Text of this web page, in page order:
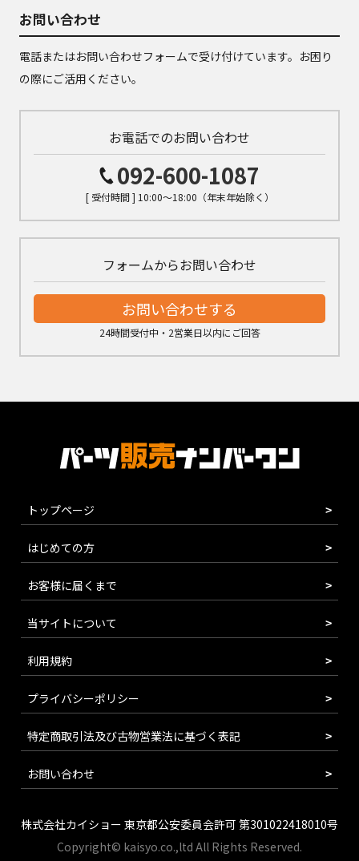
お問い合わせ
電話またはお問い合わせフォームで受け付けています。お困り
の際にご活用ください。
お電話でのお問い合わせ
092-600-1087
[ 受付時間 ] 10:00～18:00（年末年始除く）
フォームからお問い合わせ
お問い合わせする
24時間受付中・2営業日以内にご回答
トップページ
はじめての方
お客様に届くまで
当サイトについて
利用規約
プライバシーポリシー
特定商取引法及び古物営業法に基づく表記
お問い合わせ
株式会社カイショー 東京都公安委員会許可 第301022418010号
Copyright© kaisyo.co.,ltd All Rights Reserved.